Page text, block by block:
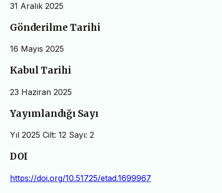
31 Aralık 2025
Gönderilme Tarihi
16 Mayıs 2025
Kabul Tarihi
23 Haziran 2025
Yayımlandığı Sayı
Yıl 2025 Cilt: 12 Sayı: 2
DOI
https://doi.org/10.51725/etad.1699967